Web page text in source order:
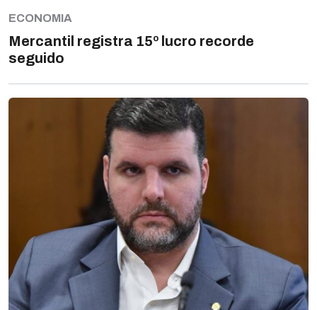
ECONOMIA
Mercantil registra 15º lucro recorde
seguido